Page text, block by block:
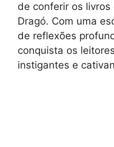
de conferir os livros
Dragó. Com uma
de reflexões
conquista os
instigantes e